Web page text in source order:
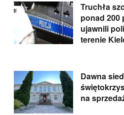
Truchła
ponad 200
ujawnili
terenie
Dawna
na